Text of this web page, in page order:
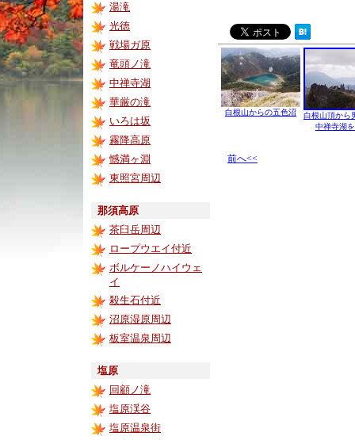
湯滝
光徳
戦場ガ原
竜頭ノ滝
中禅寺湖
華厳の滝
いろは坂
霧降高原
憾満ヶ淵
東照宮周辺
那須高原
茶臼岳周辺
ロープウエイ付近
ボルケーノハイウェ
イ
殺生石付近
沼原湿原周辺
板室温泉周辺
塩原
回顧ノ滝
塩原渓谷
塩原温泉街
白根山からの五色沼
白根山頂から
中禅寺湖
前へ<<